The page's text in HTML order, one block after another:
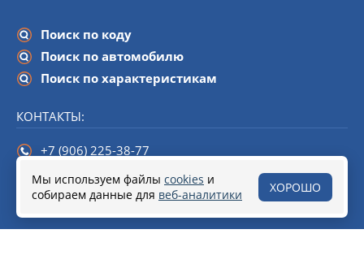
Поиск по коду
Поиск по автомобилю
Поиск по характеристикам
КОНТАКТЫ:
+7 (906) 225-38-77
info@startline-spb.ru
190020,Санкт-Петербург, набережная Обводного канала,
Мы используем файлы cookies и
собираем данные для веб-аналитики ХОРОШО